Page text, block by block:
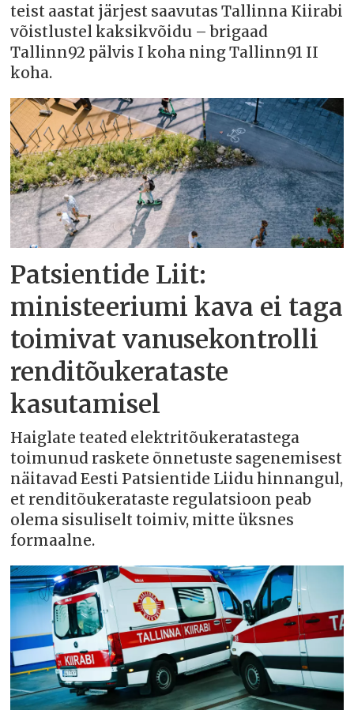
teist aastat järjest saavutas Tallinna Kiirabi
võistlustel kaksikvõidu – brigaad
Tallinn92 pälvis I koha ning Tallinn91 II
koha.
Patsientide Liit:
ministeeriumi kava ei taga
toimivat vanusekontrolli
renditõukerataste
kasutamisel
Haiglate teated elektritõukeratastega
toimunud raskete õnnetuste sagenemisest
näitavad Eesti Patsientide Liidu hinnangul,
et renditõukerataste regulatsioon peab
olema sisuliselt toimiv, mitte üksnes
formaalne.